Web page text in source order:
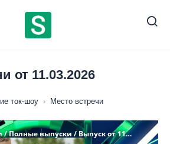
от 11.03.2026
ток-шоу › Место встречи